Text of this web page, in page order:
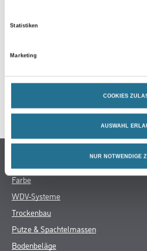
Statistiken
Marketing
COOKIES
AUSWAHL
NUR NOTWENDIGE
DATENBLÄTTER
SPEZIFIKATIONEN
Farbe
WDV-Systeme
Trockenbau
Putze & Spachtelmassen
Bodenbeläge